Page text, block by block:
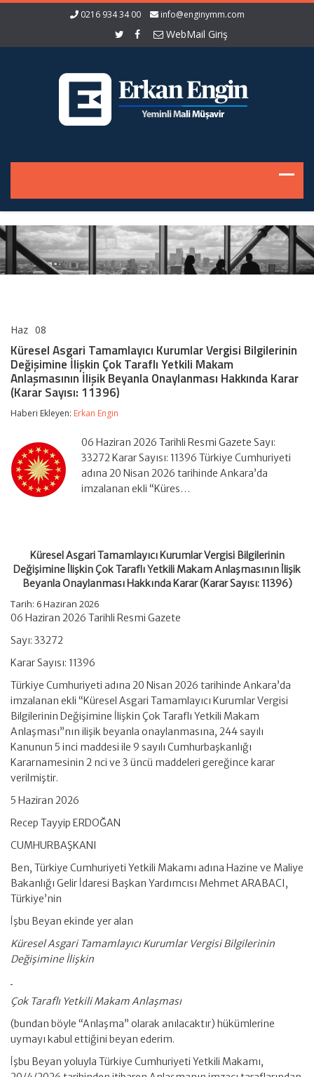
0216 934 34 00 info@enginymm.com
WebMail Giriş
Haz 08
Tamamlayıcı
Kurumlar
Vergisi
Bilgilerinin
Değişimine
İlişkin
Taraflı
Yetkili
Makam
Anlaşmasının
İlişik
Sayısı:
11396)
için
Küresel Asgari Tamamlayıcı Kurumlar Vergisi Bilgilerinin
Değişimine İlişkin Çok Taraflı Yetkili Makam
Anlaşmasının İlişik Beyanla Onaylanması Hakkında Karar
(Karar Sayısı: 11396)
Haberi Ekleyen: Erkan Engin
06 Haziran 2026 Tarihli Resmi Gazete Sayı:
33272 Karar Sayısı: 11396 Türkiye Cumhuriyeti
adına 20 Nisan 2026 tarihinde Ankara’da
imzalanan ekli “Küres…
Küresel Asgari Tamamlayıcı Kurumlar Vergisi Bilgilerinin
Değişimine İlişkin Çok Taraflı Yetkili Makam Anlaşmasının İlişik
Beyanla Onaylanması Hakkında Karar (Karar Sayısı: 11396)
Tarih: 6 Haziran 2026
06 Haziran 2026 Tarihli Resmi Gazete
Sayı: 33272
Karar Sayısı: 11396
Türkiye Cumhuriyeti adına 20 Nisan 2026 tarihinde Ankara’da
imzalanan ekli “Küresel Asgari Tamamlayıcı Kurumlar Vergisi
Bilgilerinin Değişimine İlişkin Çok Taraflı Yetkili Makam
Anlaşması”nın ilişik beyanla onaylanmasına, 244 sayılı
Kanunun 5 inci maddesi ile 9 sayılı Cumhurbaşkanlığı
Kararnamesinin 2 nci ve 3 üncü maddeleri gereğince karar
verilmiştir.
5 Haziran 2026
Recep Tayyip ERDOĞAN
CUMHURBAŞKANI
Ben, Türkiye Cumhuriyeti Yetkili Makamı adına Hazine ve Maliye
Bakanlığı Gelir İdaresi Başkan Yardımcısı Mehmet ARABACI,
Türkiye’nin
İşbu Beyan ekinde yer alan
Küresel Asgari Tamamlayıcı Kurumlar Vergisi Bilgilerinin
Değişimine İlişkin
Çok Taraflı Yetkili Makam Anlaşması
(bundan böyle “Anlaşma” olarak anılacaktır) hükümlerine
uymayı kabul ettiğini beyan ederim.
İşbu Beyan yoluyla Türkiye Cumhuriyeti Yetkili Makamı,